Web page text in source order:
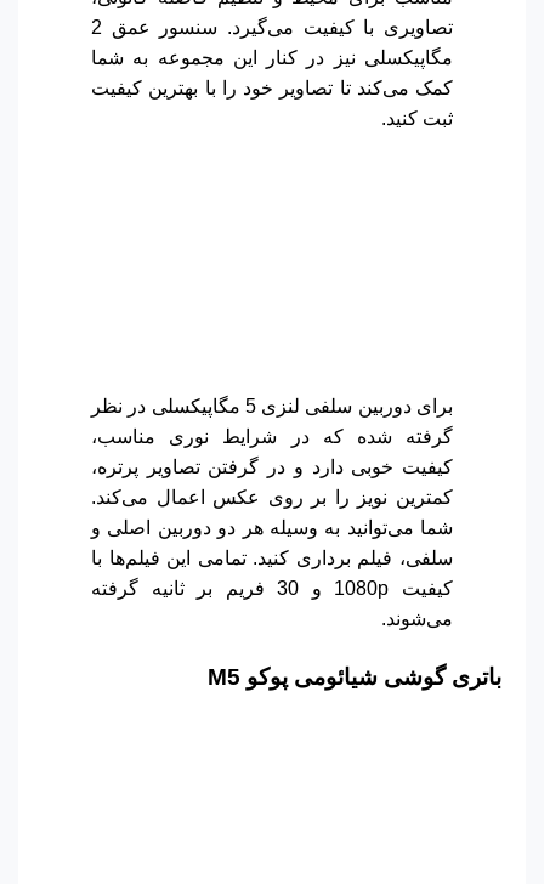
تصاویری با کیفیت می‌گیرد. سنسور عمق 2
مگاپیکسلی نیز در کنار این مجموعه به شما
کمک می‌کند تا تصاویر خود را با بهترین کیفیت
ثبت کنید.
برای دوربین سلفی لنزی 5 مگاپیکسلی در نظر
گرفته شده که در شرایط نوری مناسب،
کیفیت خوبی دارد و در گرفتن تصاویر پرتره،
کمترین نویز را بر روی عکس اعمال می‌کند.
شما می‌توانید به وسیله هر دو دوربین اصلی و
سلفی، فیلم برداری کنید. تمامی این فیلم‌ها با
کیفیت 1080p و 30 فریم بر ثانیه گرفته
می‌شوند.
باتری گوشی شیائومی پوکو M5